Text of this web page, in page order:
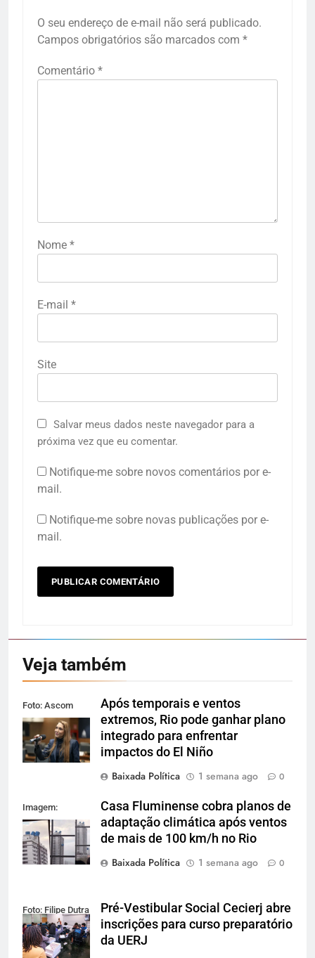
O seu endereço de e-mail não será publicado.
Campos obrigatórios são marcados com *
Comentário *
Nome *
E-mail *
Site
Salvar meus dados neste navegador para a
próxima vez que eu comentar.
Notifique-me sobre novos comentários por e-
mail.
Notifique-me sobre novas publicações por e-
mail.
Veja também
Foto: Ascom
Alerj
Após temporais e ventos
extremos, Rio pode ganhar plano
integrado para enfrentar
impactos do El Niño
Baixada Política
1 semana ago 0
Imagem:
Reprodução
Casa Fluminense cobra planos de
adaptação climática após ventos
de mais de 100 km/h no Rio
Baixada Política
1 semana ago 0
Foto: Filipe Dutra
Pré-Vestibular Social Cecierj abre
inscrições para curso preparatório
da UERJ